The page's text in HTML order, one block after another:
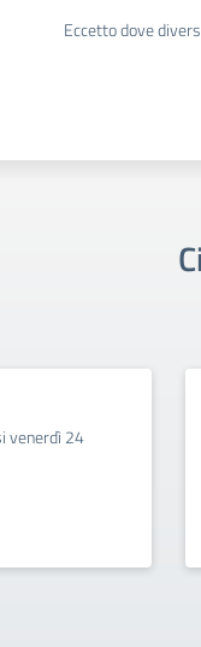
Eccetto dove
venerdì 24